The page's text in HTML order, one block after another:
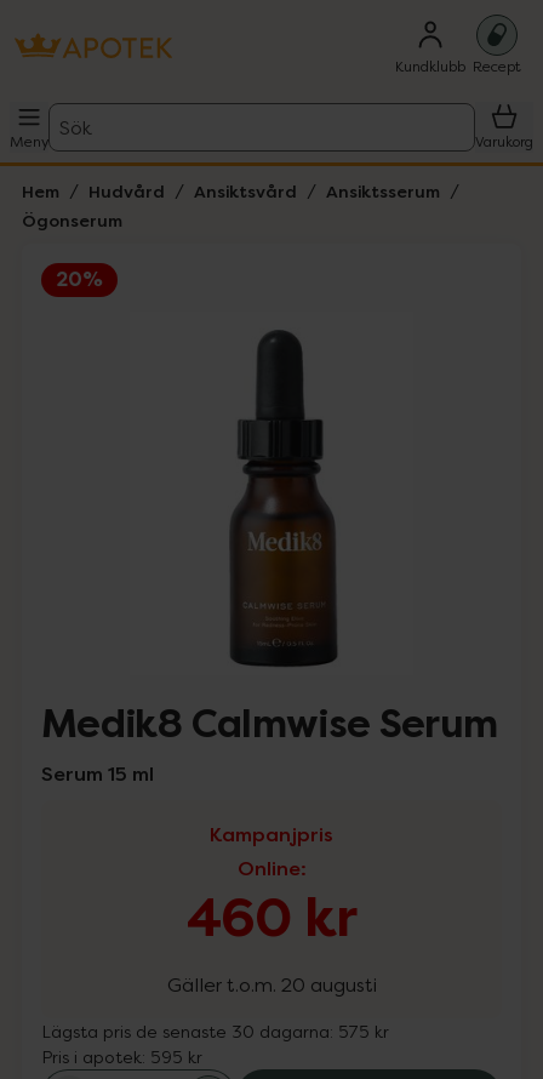
Kundklubb Recept
Meny
Sök
Varukorg
Hem Hudvård Ansiktsvård
Ansiktsserum
Ögonserum
20%
Lista: . Innehåller 1 objekt.
Medik8 Calmwise Serum
Serum 15 ml
Kampanjpris
Online:
460 kr
Gäller t.o.m. 20 augusti
Lägsta pris de senaste 30 dagarna: 575 kr
Pris i apotek: 595 kr